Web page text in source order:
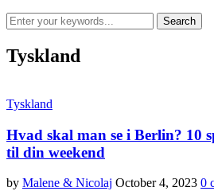
Tyskland
Tyskland
Hvad skal man se i Berlin? 10
til din weekend
by Malene & Nicolaj October 4, 2023 0